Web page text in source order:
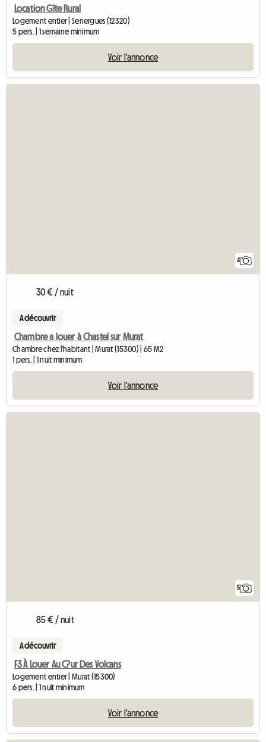
Location Gîte Rural
Logement entier | Senergues (12320)
5 pers. | 1 semaine minimum
Voir l'annonce
4
30 € / nuit
A découvrir
Chambre a louer à Chastel sur Murat
Chambre chez l'habitant | Murat (15300) | 65 M2
1 pers. | 1 nuit minimum
Voir l'annonce
5
85 € / nuit
A découvrir
F3 À Louer Au C?ur Des Volcans
Logement entier | Murat (15300)
6 pers. | 1 nuit minimum
Voir l'annonce